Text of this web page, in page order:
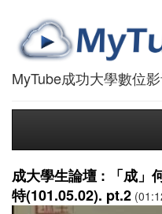
MyTube成功大學數位
成大學生論壇 : 「成」
特(101.05.02). pt.2